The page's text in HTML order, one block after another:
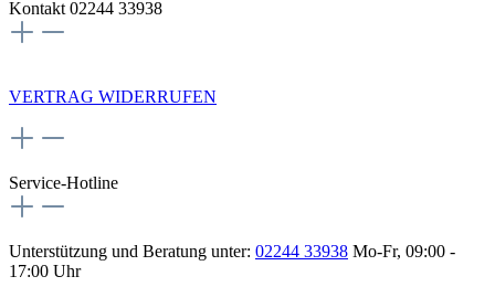
Kontakt 02244 33938
VERTRAG WIDERRUFEN
Service-Hotline
Unterstützung und Beratung unter: 02244 33938 Mo-Fr, 09:00 -
17:00 Uhr